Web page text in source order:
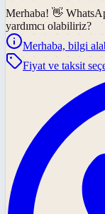
Merhaba! 👋
yardımcı olabiliriz?
Merhaba, bilgi
Fiyat ve taksit